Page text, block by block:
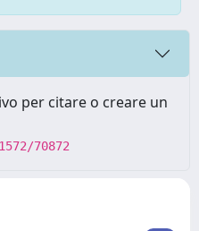
per citare o creare un
70872